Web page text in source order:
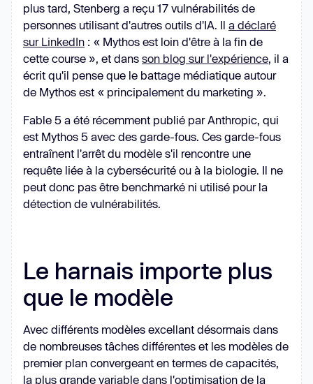
plus tard, Stenberg a reçu 17 vulnérabilités de
personnes utilisant d'autres outils d'IA. Il a déclaré
sur LinkedIn : « Mythos est loin d'être à la fin de
cette course », et dans son blog sur l'expérience, il a
écrit qu'il pense que le battage médiatique autour
de Mythos est « principalement du marketing ».
Fable 5 a été récemment publié par Anthropic, qui
est Mythos 5 avec des garde-fous. Ces garde-fous
entraînent l'arrêt du modèle s'il rencontre une
requête liée à la cybersécurité ou à la biologie. Il ne
peut donc pas être benchmarké ni utilisé pour la
détection de vulnérabilités.
Le harnais importe plus
que le modèle
Avec différents modèles excellant désormais dans
de nombreuses tâches différentes et les modèles de
premier plan convergeant en termes de capacités,
la plus grande variable dans l'optimisation de la